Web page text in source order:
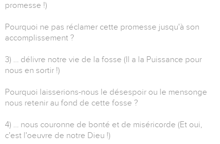
promesse !)
Pourquoi ne pas réclamer cette promesse jusqu'à son
accomplissement ?
3) … délivre notre vie de la fosse (Il a la Puissance pour
nous en sortir !)
Pourquoi laisserions-nous le désespoir ou le mensonge
nous retenir au fond de cette fosse ?
4) … nous couronne de bonté et de miséricorde (Et oui,
c'est l'oeuvre de notre Dieu !)